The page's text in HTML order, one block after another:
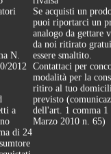
N.
2012
a
di 24
Se acquisti un
puoi riportarci un
analogo da gettare
da noi ritirato
essere smaltito.
Contattaci per
modalità per la
ritiro al tuo
previsto
dell'art. 1 comma
Marzo 2010 n. 65)